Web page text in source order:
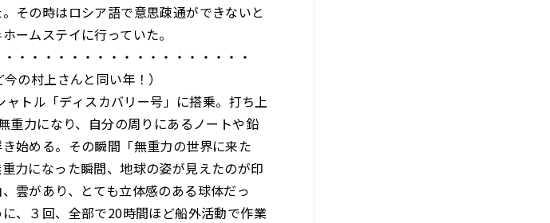
その時はロシア語で意思疎通ができないと
ームステイに行っていた。
・・・・・・・・・・・・・・・・・・
の村上さんと同い年！）
トル「ディスカバリー号」に搭乗。打ち上
重力になり、自分の周りにあるノートや鉛
始める。その瞬間「無重力の世界に来た
力になった瞬間、地球の姿が見えたのが印
雲があり、とても立体感のある球体だっ
、３回、全部で20時間ほど船外活動で作業